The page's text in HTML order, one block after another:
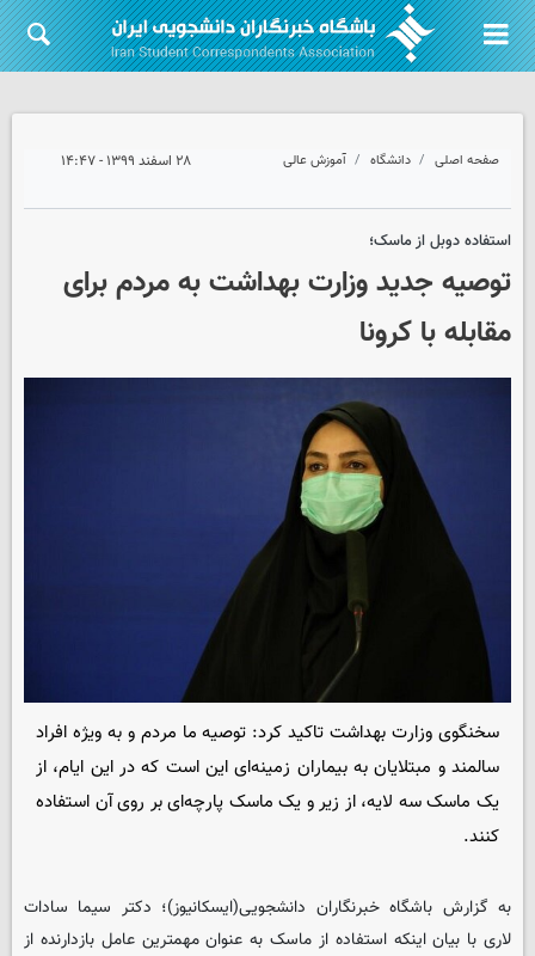
صفحه اصلی دانشگاه آموزش عالی ۲۸ اسفند ۱۳۹۹ - ۱۴:۴۷
استفاده دوبل از ماسک؛
توصیه جدید وزارت بهداشت به مردم برای
مقابله با کرونا
سخنگوی وزارت بهداشت تاکید کرد:‌ توصیه ما مردم و به ویژه افراد
سالمند و مبتلایان به بیماران زمینه‌ای این است که در این ایام، از
یک ماسک سه لایه، ‌از زیر و یک ماسک پارچه‌ای بر روی آن استفاده
کنند.
به گزارش باشگاه خبرنگاران دانشجویی(ایسکانیوز)؛ دکتر سیما سادات
لاری با بیان اینکه استفاده از ماسک به‌ عنوان مهمترین عامل بازدارنده از